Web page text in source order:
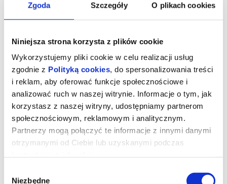
Zgoda Szczegóły O plikach cookies
Niniejsza strona korzysta z plików cookie
Wykorzystujemy pliki cookie w celu realizacji usług
zgodnie z Polityką cookies, do spersonalizowania treści
i reklam, aby oferować funkcje społecznościowe i
analizować ruch w naszej witrynie. Informacje o tym, jak
korzystasz z naszej witryny, udostępniamy partnerom
społecznościowym, reklamowym i analitycznym.
Partnerzy mogą połączyć te informacje z innymi danymi
otrzymanymi od Ciebie lub uzyskanymi podczas
Niezbędne
Drugie życie
„Drugie życie”
– zdobywca nagrody publiczności na festiwalu
filmowym w Wenecji – to emanujący optymizmem i pogodą ducha
(„Kobiety na skraju załamania nerwowego”, „Volver”).
apartamencie w sercu marokańskiego Tangeru. To miejsce, które
pamięta jej miłość, codzienne rytuały i całe życie zapisane w